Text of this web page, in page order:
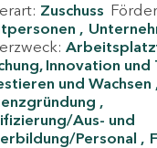
Zuschuss
Innovation und
und Wachsen
Aus- und
Personal